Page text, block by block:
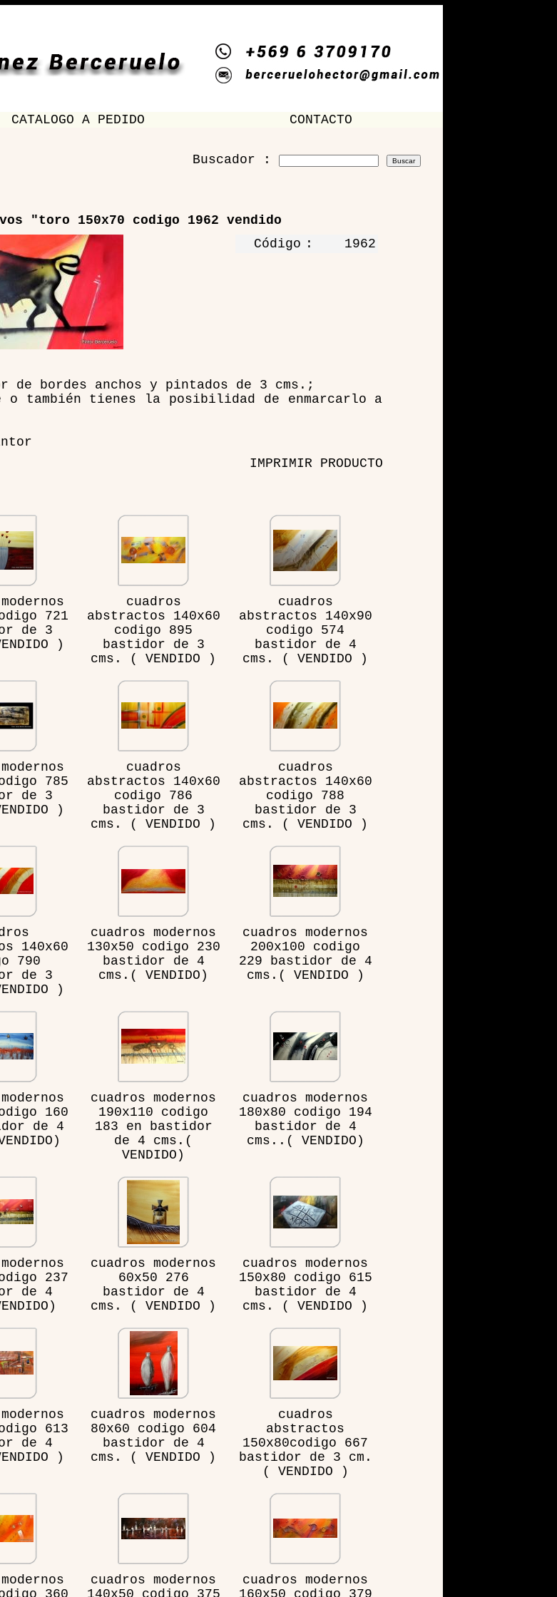
CATALOGO A PEDIDO
CONTACTO
Buscador :
"toro 150x70 codigo 1962 vendido
Código : 1962
de bordes anchos y pintados de 3 cms.;
o también tienes la posibilidad de enmarcarlo a
IMPRIMIR PRODUCTO
721
de 3
)
cuadros
abstractos 140x60
codigo 895
bastidor de 3
cms. ( VENDIDO )
cuadros
abstractos 140x90
codigo 574
bastidor de 4
cms. ( VENDIDO )
785
de 3
)
cuadros
abstractos 140x60
codigo 786
bastidor de 3
cms. ( VENDIDO )
cuadros
abstractos 140x60
codigo 788
bastidor de 3
cms. ( VENDIDO )
140x60
790
de 3
)
cuadros modernos
130x50 codigo 230
bastidor de 4
cms.( VENDIDO)
cuadros modernos
200x100 codigo
229 bastidor de 4
cms.( VENDIDO )
160
de 4
cuadros modernos
190x110 codigo
183 en bastidor
de 4 cms.(
VENDIDO)
cuadros modernos
180x80 codigo 194
bastidor de 4
cms..( VENDIDO)
237
de 4
cuadros modernos
60x50 276
bastidor de 4
cms. ( VENDIDO )
cuadros modernos
150x80 codigo 615
bastidor de 4
cms. ( VENDIDO )
613
de 4
)
cuadros modernos
80x60 codigo 604
bastidor de 4
cms. ( VENDIDO )
cuadros
abstractos
150x80codigo 667
bastidor de 3 cm.
( VENDIDO )
360
cuadros modernos
140x50 codigo 375
cuadros modernos
160x50 codigo 379